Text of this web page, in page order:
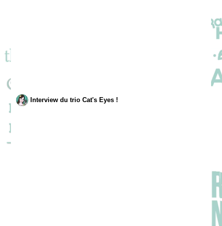
Interview du trio Cat's Eyes !